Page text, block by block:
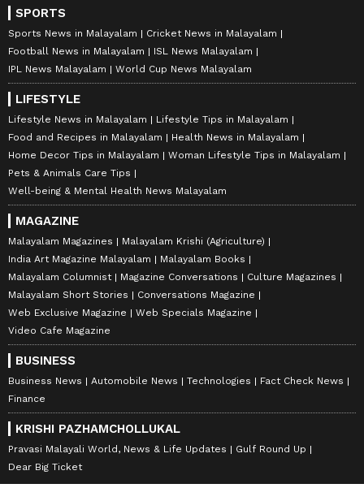
SPORTS
Sports News in Malayalam
Cricket News in Malayalam
Football News in Malayalam
ISL News Malayalam
IPL News Malayalam
World Cup News Malayalam
LIFESTYLE
Lifestyle News in Malayalam
Lifestyle Tips in Malayalam
Food and Recipes in Malayalam
Health News in Malayalam
Home Decor Tips in Malayalam
Woman Lifestyle Tips in Malayalam
Pets & Animals Care Tips
Well-being & Mental Health News Malayalam
MAGAZINE
Malayalam Magazines
Malayalam Krishi (Agriculture)
India Art Magazine Malayalam
Malayalam Books
Malayalam Columnist
Magazine Conversations
Culture Magazines
Malayalam Short Stories
Conversations Magazine
Web Exclusive Magazine
Web Specials Magazine
Video Cafe Magazine
BUSINESS
Business News Automobile News Technologies
Fact Check News
Finance
KRISHI PAZHAMCHOLLUKAL
Pravasi Malayali World, News & Life Updates
Gulf Round Up
Dear Big Ticket